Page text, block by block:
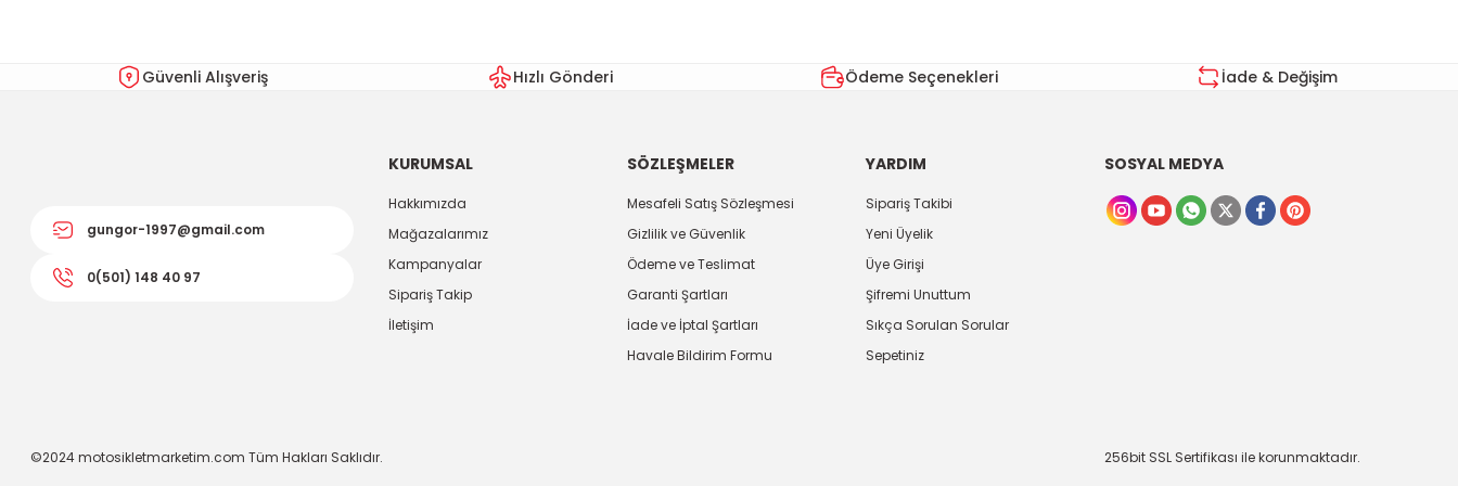
Ürün fiyatı diğer sitelerden daha pahalı.
Güvenli Alışveriş Hızlı Gönderi Ödeme Seçenekleri İade & Değişim
gungor-1997@gmail.com
0(501) 148 40 97
KURUMSAL
Hakkımızda
Mağazalarımız
Kampanyalar
Sipariş Takip
İletişim
SÖZLEŞMELER
Mesafeli Satış Sözleşmesi
Gizlilik ve Güvenlik
Ödeme ve Teslimat
Garanti Şartları
İade ve İptal Şartları
Havale Bildirim Formu
YARDIM
Sipariş Takibi
Yeni Üyelik
Üye Girişi
Şifremi Unuttum
Sıkça Sorulan Sorular
Sepetiniz
SOSYAL MEDYA
©2024 motosikletmarketim.com Tüm Hakları Saklıdır. 256bit SSL Sertifikası ile korunmaktadır.